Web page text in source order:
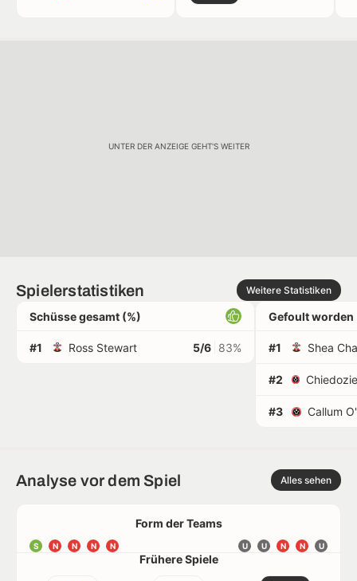
UNTER DER ANZEIGE GEHT'S WEITER
Spielerstatistiken Weitere Statistiken
Schüsse gesamt (%)
#1 Ross Stewart 5/6 83%
Gefoult worden
#1 Shea
#2
#3 Callum
Analyse vor dem Spiel Alles sehen
Form der Teams
S N N N N U
N
N
U
U
Frühere Spiele